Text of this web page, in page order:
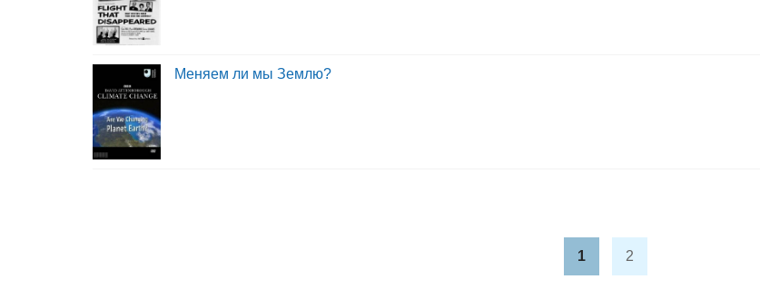
Меняем ли мы Землю?
1 2